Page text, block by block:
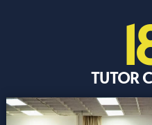
TUTOR